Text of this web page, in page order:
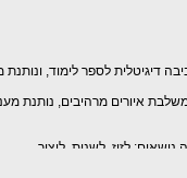
דיגיטלית לספר לימוד, ונותנת
איורים מרהיבים, נותנת
לזוז, לשנות, ליצור.